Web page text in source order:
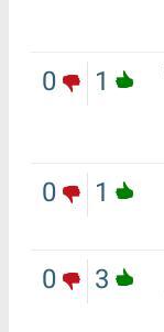
1
0
1
0
3
0